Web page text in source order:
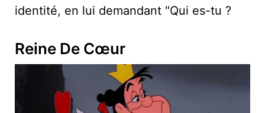
identité, en lui demandant "Qui es-tu ?
Reine De Cœur